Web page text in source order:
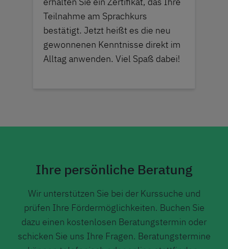
Teilnahme am Sprachkurs
bestätigt. Jetzt heißt es die neu
gewonnenen Kenntnisse direkt im
Alltag anwenden. Viel Spaß dabei!
Ihre persönliche Beratung
Wir unterstützen Sie bei der Kurssuche und
prüfen Ihre Fördermöglichkeiten. Buchen Sie
dazu einen kostenlosen Beratungstermin oder
schicken Sie uns Ihre Fragen. Beratungstermine